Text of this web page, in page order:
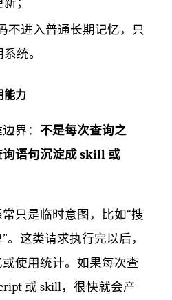
不进入普通长期记忆，只
统。
能力
界： 不是每次查询之
语句沉淀成 skill 或
只是临时意图，比如“搜
。这类请求执行完以后，
使用统计。如果每次查
或 skill，很快就会产